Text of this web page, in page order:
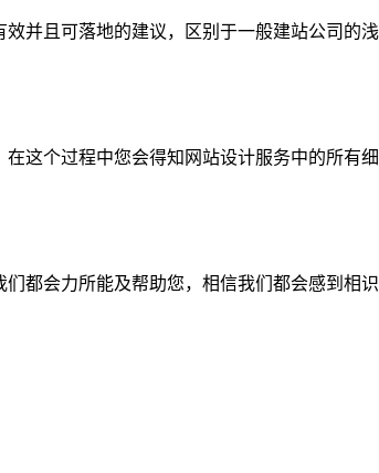
并且可落地的建议，区别于一般建站公司的
这个过程中您会得知网站设计服务中的所有
都会力所能及帮助您，相信我们都会感到相